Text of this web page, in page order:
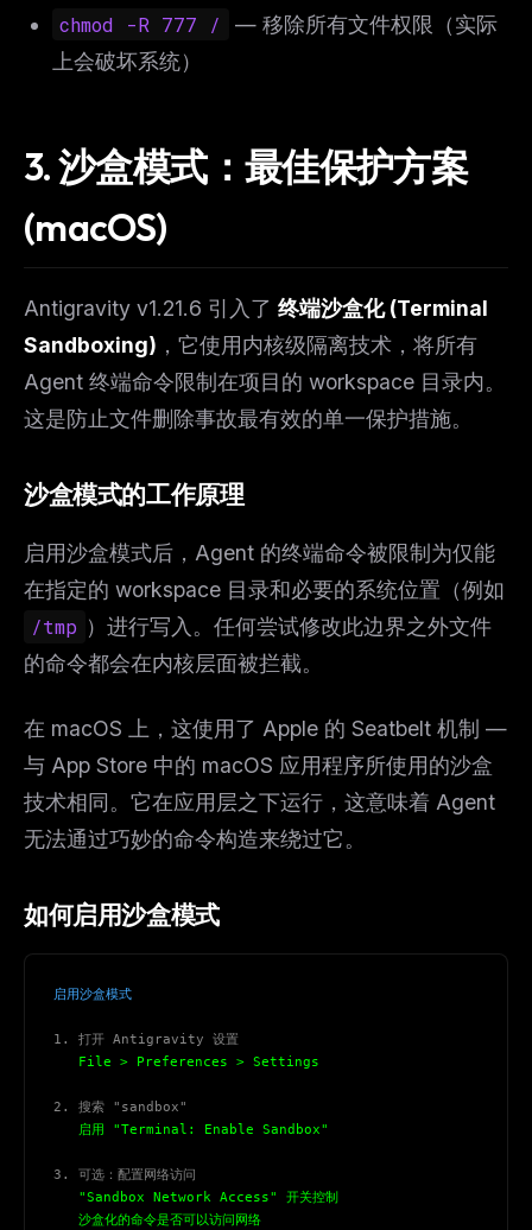
chmod -R 777 /
— 移除所有文件权限（实际
上会破坏系统）
3. 沙盒模式：最佳保护方案
(macOS)
Antigravity v1.21.6 引入了 终端沙盒化 (Terminal
Sandboxing) ，它使用内核级隔离技术，将所有
Agent 终端命令限制在项目的 workspace 目录内。
这是防止文件删除事故最有效的单一保护措施。
沙盒模式的工作原理
启用沙盒模式后，Agent 的终端命令被限制为仅能
在指定的 workspace 目录和必要的系统位置（例如
/tmp ）进行写入。任何尝试修改此边界之外文件
的命令都会在内核层面被拦截。
在 macOS 上，这使用了 Apple 的 Seatbelt 机制 —
与 App Store 中的 macOS 应用程序所使用的沙盒
技术相同。它在应用层之下运行，这意味着 Agent
无法通过巧妙的命令构造来绕过它。
如何启用沙盒模式
启用沙盒模式
1. 打开 Antigravity 设置
File > Preferences > Settings
2. 搜索 "sandbox"
启用 "Terminal: Enable Sandbox"
3. 可选：配置网络访问
"Sandbox Network Access" 开关控制
沙盒化的命令是否可以访问网络